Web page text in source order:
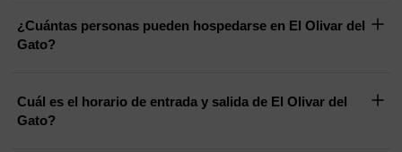
¿Cuántas personas pueden hospedarse en El Olivar del
Gato?
Cuál es el horario de entrada y salida de El Olivar del
Gato?